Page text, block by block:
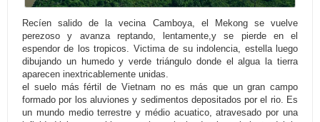
Recíen salido de la vecina Camboya, el Mekong se vuelve
perezoso y avanza reptando, lentamente,y se pierde en el
espendor de los tropicos. Victima de su indolencia, estella luego
dibujando un humedo y verde triángulo donde el algua la tierra
aparecen inextricablemente unidas.
el suelo más fértil de Vietnam no es más que un gran campo
formado por los aluviones y sedimentos depositados por el rio. Es
un mundo medio terrestre y médio acuatico, atravesado por una